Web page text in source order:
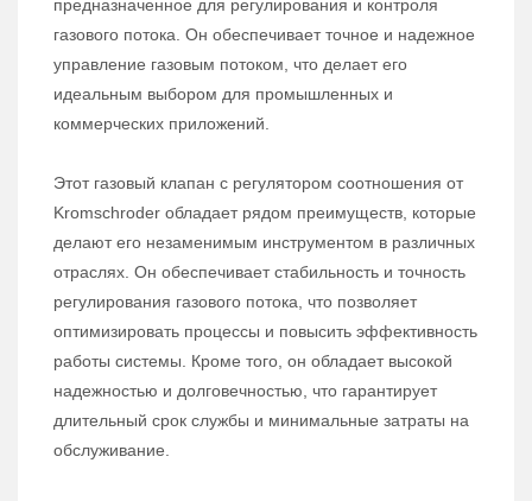
предназначенное для регулирования и контроля
газового потока. Он обеспечивает точное и надежное
управление газовым потоком, что делает его
идеальным выбором для промышленных и
коммерческих приложений.
Этот газовый клапан с регулятором соотношения от
Kromschroder обладает рядом преимуществ, которые
делают его незаменимым инструментом в различных
отраслях. Он обеспечивает стабильность и точность
регулирования газового потока, что позволяет
оптимизировать процессы и повысить эффективность
работы системы. Кроме того, он обладает высокой
надежностью и долговечностью, что гарантирует
длительный срок службы и минимальные затраты на
обслуживание.